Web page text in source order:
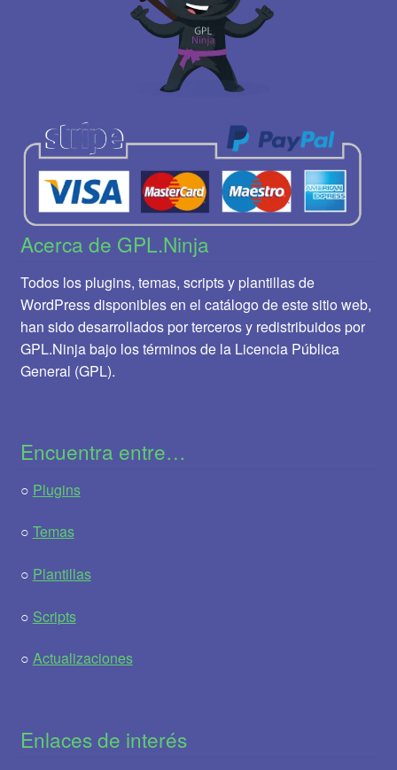
Acerca de GPL.Ninja
Todos los plugins, temas, scripts y plantillas de
WordPress disponibles en el catálogo de este sitio web,
han sido desarrollados por terceros y redistribuidos por
GPL.Ninja bajo los términos de la Licencia Pública
General (GPL).
Encuentra entre…
○ Plugins
○ Temas
○ Plantillas
○ Scripts
○ Actualizaciones
Enlaces de interés